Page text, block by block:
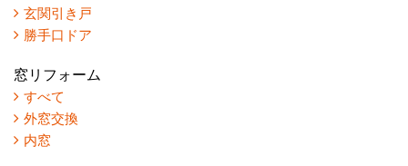
玄関引き戸
勝手口ドア
窓リフォーム
すべて
外窓交換
内窓